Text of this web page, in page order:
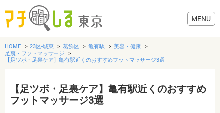
グルメ
HOME 23区-城東 葛飾区 亀有駅
美容・健康
足裏・フットマッサージ
【足ツボ・足裏ケア】亀有駅近くのおすすめフットマッサージ3選
【足ツボ・足裏ケア】亀有駅近くのおすすめ
フットマッサージ3選